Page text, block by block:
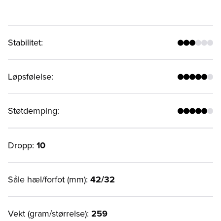
Stabilitet:
Løpsfølelse:
Støtdemping:
Dropp: 10
Såle hæl/forfot (mm): 42/32
Vekt (gram/størrelse): 259